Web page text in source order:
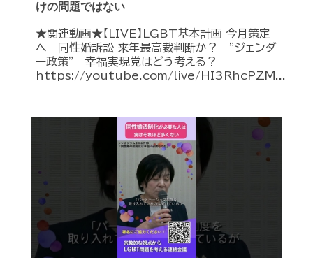
けの問題ではない
★関連動画★【LIVE】LGBT基本計画 今月策定
へ 同性婚訴訟 来年最高裁判断か？ ”ジェンダ
ー政策” 幸福実現党はどう考える？
https://youtube.com/live/HI3RhcPZM...